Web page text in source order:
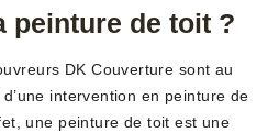
peinture de toit ?
DK Couverture sont au
intervention en peinture de
une peinture de toit est une